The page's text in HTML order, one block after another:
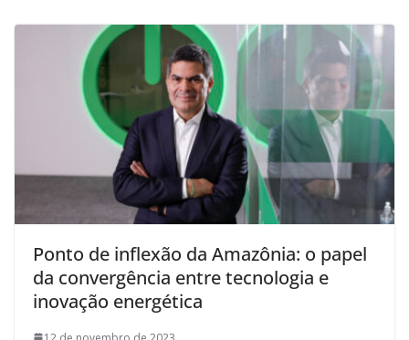
Ponto de inflexão da Amazônia: o papel
da convergência entre tecnologia e
inovação energética